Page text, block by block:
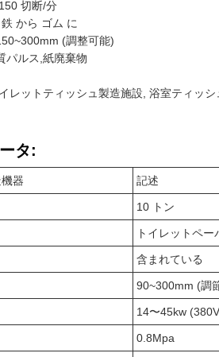
切断/分
から ゴム に
(調整可能)
パルス,紙廃棄物
レットティッシュ製造施設, 浴室ティッ
タ:
器 記述
10 トン
トイレットペ
含まれている
90~300mm (調
14〜45kw
0.8Mpa